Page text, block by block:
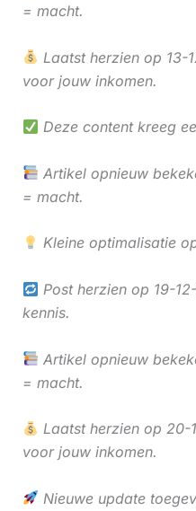
= macht.
Laatst herzien op 13-
voor jouw inkomen.
Deze content kreeg
Artikel opnieuw
= macht.
Kleine optimalisatie
Post herzien op 19-
kennis.
Artikel opnieuw
= macht.
Laatst herzien op 20-
voor jouw inkomen.
Nieuwe update